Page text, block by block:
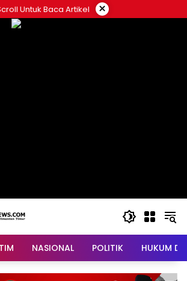
Untuk Baca Artikel ×
NASIONAL POLITIK HUKUM